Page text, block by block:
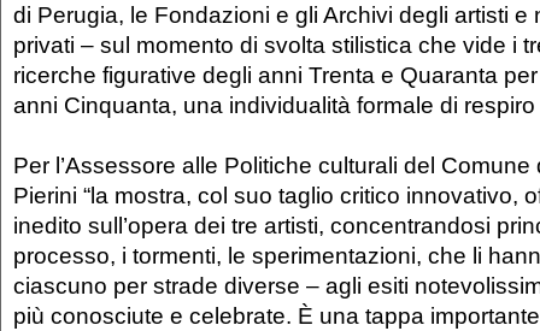
di Perugia, le Fondazioni e gli Archivi degli artisti e
privati – sul momento di svolta stilistica che vide i
ricerche figurative degli anni Trenta e Quaranta
anni Cinquanta, una individualità formale di
Per l’Assessore alle Politiche culturali del
Pierini “la mostra, col suo taglio critico innovativo,
inedito sull’opera dei tre artisti, concentrandosi
processo, i tormenti, le sperimentazioni, che li
ciascuno per strade diverse – agli esiti
più conosciute e celebrate. È una tappa